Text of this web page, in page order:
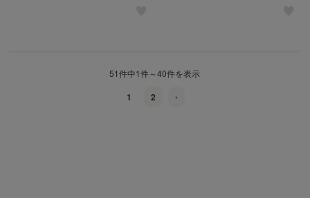
51件中1件～40件を表示
1 2